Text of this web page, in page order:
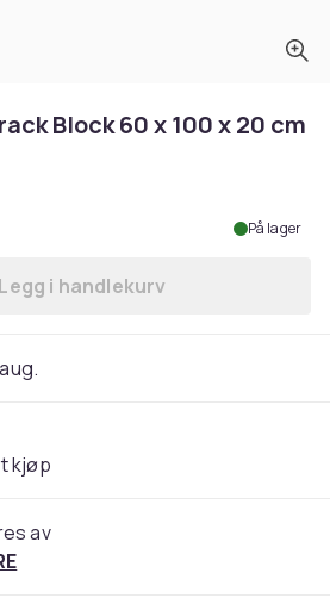
Block 60 x 100 x 20 cm
På lager
Legg MCU-Sport AirTrack
Legg i handlekurv
kjøp
av